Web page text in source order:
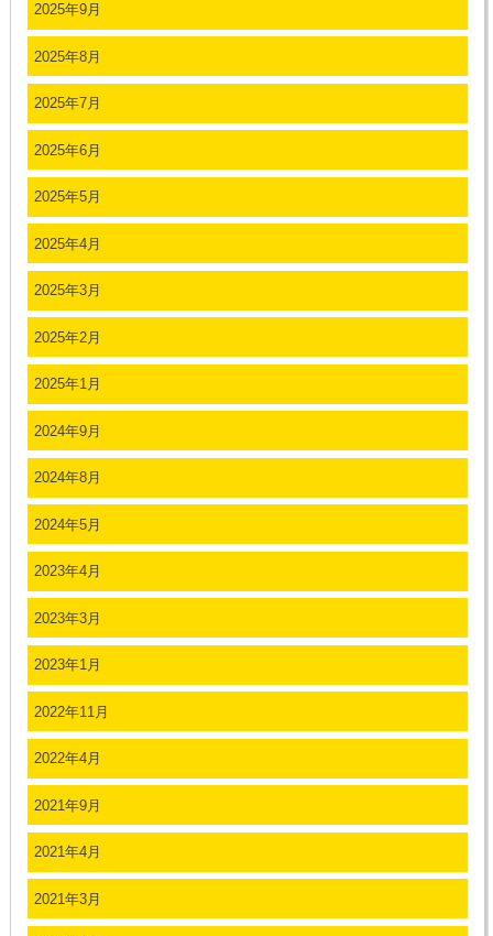
2025年9月
2025年8月
2025年7月
2025年6月
2025年5月
2025年4月
2025年3月
2025年2月
2025年1月
2024年9月
2024年8月
2024年5月
2023年4月
2023年3月
2023年1月
2022年11月
2022年4月
2021年9月
2021年4月
2021年3月